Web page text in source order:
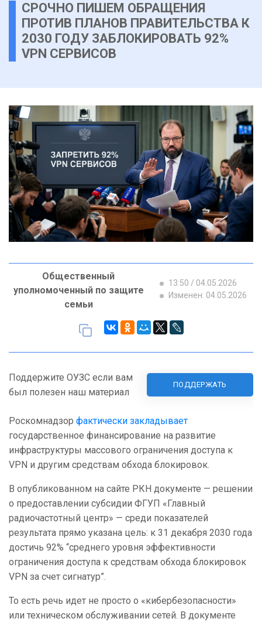
СРОЧНО ПИШЕМ ОБРАЩЕНИЯ
ПРОТИВ ПЛАНОВ ПРАВИТЕЛЬСТВА К
2030 ГОДУ ЗАБЛОКИРОВАТЬ 92%
VPN СЕРВИСОВ
Общественный
уполномоченный по защите
семьи
13:50 / 04.05.2026
Изменен: 04.05.2026
Поддержите ОУЗС если вам
был полезен наш материал
ПОДДЕРЖАТЬ
Роскомнадзор фактически закладывает
государственное финансирование на развитие
инфраструктуры массового ограничения доступа к
VPN и другим средствам обхода блокировок.
В опубликованном на сайте РКН документе — решении
о предоставлении субсидии ФГУП «Главный
радиочастотный центр» — среди показателей
результата прямо указана цель: к 31 декабря 2030 года
достичь 92% “среднего уровня эффективности
ограничения доступа к средствам обхода блокировок
VPN за счет сигнатур”.
То есть речь идет не просто о «кибербезопасности»
или техническом обслуживании сетей. В документе